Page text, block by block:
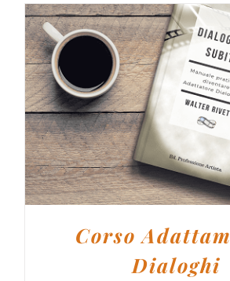
AGGIUNGI AL CARRELLO /
Corso
Dialoghi